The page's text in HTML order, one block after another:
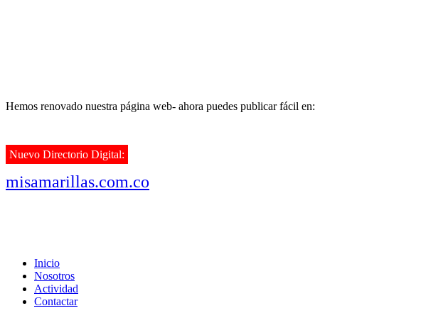
Hemos renovado nuestra página web- ahora puedes publicar fácil en:
Nuevo Directorio Digital:
misamarillas.com.co
Inicio
Nosotros
Actividad
Contactar